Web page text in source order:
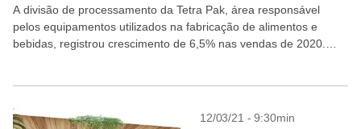
A divisão de processamento da Tetra Pak, área responsável
pelos equipamentos utilizados na fabricação de alimentos e
bebidas, registrou crescimento de 6,5% nas vendas de 2020.
12/03/21 - 9:30min